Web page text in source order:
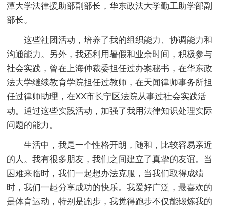
潭大学法律援助部副部长，华东政法大学勤工助学部副
部长。
这些社团活动，培养了我的组织能力、协调能力和
沟通能力。另外，我还利用暑假和业余时间，积极参与
社会实践，曾在上海仲裁委担任过办案秘书，在华东政
法大学继续教育学院担任过教师，在天闻律师事务所担
任过律师助理，在XX市长宁区法院从事过社会实践活
动。通过这些实践活动，加强了我用法律知识处理实际
问题的能力。
生活中，我是一个性格开朗，随和，比较容易亲近
的人。我有很多朋友，我们之间建立了真挚的友谊。当
困难来临时，我们一起想办法克服，当我们取得成绩
时，我们一起分享成功的快乐。我爱好广泛，最喜欢的
是体育运动，特别是跑步，我觉得跑步不仅能锻炼我的